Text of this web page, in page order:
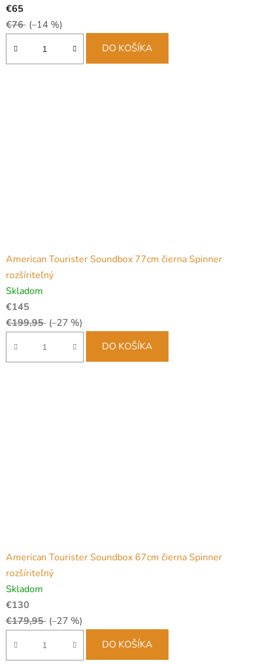
€65
€76 (–14 %)
DO KOŠÍKA
American Tourister Soundbox 77cm čierna Spinner
rozšíriteľný
Skladom
€145
€199,95 (–27 %)
DO KOŠÍKA
American Tourister Soundbox 67cm čierna Spinner
rozšíriteľný
Skladom
€130
€179,95 (–27 %)
DO KOŠÍKA